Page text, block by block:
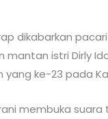
dikabarkan
istri Dirly
ke-23 pada
membuka